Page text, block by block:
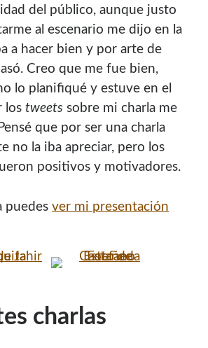
del público, aunque justo
al escenario me dijo en la
a hacer bien y por arte de
Creo que me fue bien,
lo planifiqué y estuve en el
lostweets sobre mi charla me
que por ser una charla
no la iba apreciar, pero los
positivos y motivadores.
puedesver mi presentación
charlas